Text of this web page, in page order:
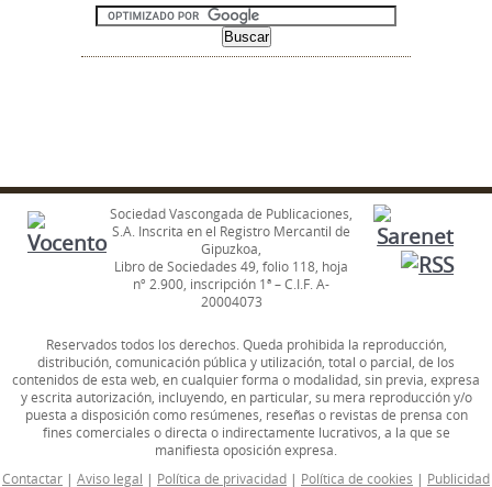
Sociedad Vascongada de Publicaciones,
S.A. Inscrita en el Registro Mercantil de
Gipuzkoa,
Libro de Sociedades 49, folio 118, hoja
nº 2.900, inscripción 1ª – C.I.F. A-
20004073
Reservados todos los derechos. Queda prohibida la reproducción,
distribución, comunicación pública y utilización, total o parcial, de los
contenidos de esta web, en cualquier forma o modalidad, sin previa, expresa
y escrita autorización, incluyendo, en particular, su mera reproducción y/o
puesta a disposición como resúmenes, reseñas o revistas de prensa con
fines comerciales o directa o indirectamente lucrativos, a la que se
manifiesta oposición expresa.
Contactar | Aviso legal | Política de privacidad | Política de cookies | Publicidad